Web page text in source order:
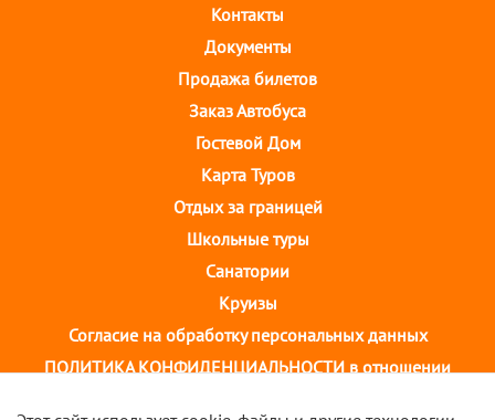
Контакты
Документы
Продажа билетов
Заказ Автобуса
Гостевой Дом
Карта Туров
Отдых за границей
Школьные туры
Санатории
Круизы
Согласие на обработку персональных данных
ПОЛИТИКА КОНФИДЕНЦИАЛЬНОСТИ в отношении